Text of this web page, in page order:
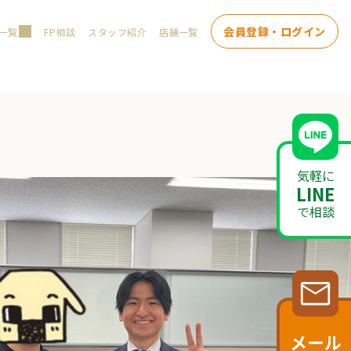
覧 FP相談 スタッフ紹介 店舗一覧 会員登録・ログイン
気軽に
LINE
で相談
メール